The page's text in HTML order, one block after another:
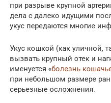
при разрыве крупной
дела с далеко идущими
укус передаются многие
Укус кошкой (как уличной,
вызвать крупный отек и
именуется «болезнь
при небольшом размере
серьезные осложнения.